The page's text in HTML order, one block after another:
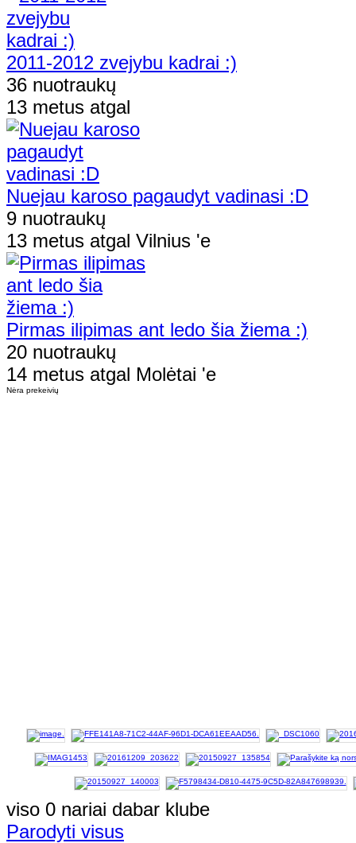
2011-2012 zvejybu kadrai :)
36 nuotraukų
13 metus atgal
Nuejau karoso pagaudyt vadinasi :D
9 nuotraukų
13 metus atgal Vilnius 'e
Pirmas ilipimas ant ledo šia žiema :)
20 nuotraukų
14 metus atgal Molėtai 'e
Nėra prekeivių
viso 0 nariai dabar klube
Parodyti visus